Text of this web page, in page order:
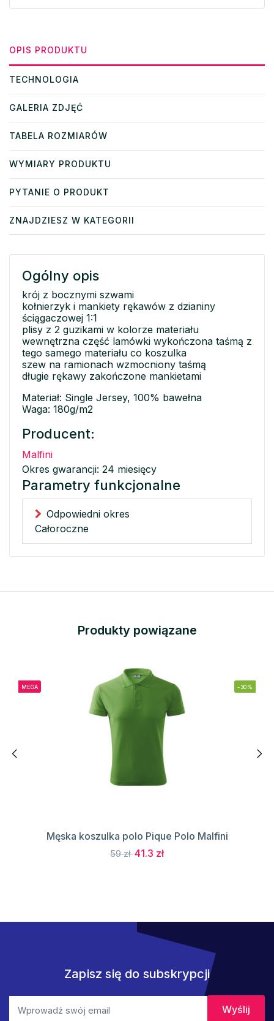
OPIS PRODUKTU
TECHNOLOGIA
GALERIA ZDJĘĆ
TABELA ROZMIARÓW
WYMIARY PRODUKTU
PYTANIE O PRODUKT
ZNAJDZIESZ W KATEGORII
Ogólny opis
krój z bocznymi szwami
kołnierzyk i mankiety rękawów z dzianiny
ściągaczowej 1:1
plisy z 2 guzikami w kolorze materiału
wewnętrzna część lamówki wykończona taśmą z
tego samego materiału co koszulka
szew na ramionach wzmocniony taśmą
długie rękawy zakończone mankietami
Materiał: Single Jersey, 100% bawełna
Waga: 180g/m2
Producent:
Malfini
Okres gwarancji: 24 miesięcy
Parametry funkcjonalne
Odpowiedni okres
Całoroczne
Produkty powiązane
MEGA -30%
Męska koszulka polo Pique Polo Malfini
59 zł41.3 zł
Zapisz się do subskrypcji